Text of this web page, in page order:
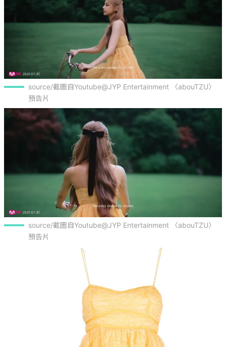
source/截圖自Youtube@JYP Entertainment 〈abouTZU〉
預告片
source/截圖自Youtube@JYP Entertainment 〈abouTZU〉
預告片